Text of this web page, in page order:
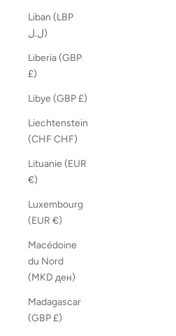
Liban (LBP
ل.ل)
Liberia (GBP
£)
Libye (GBP £)
Liechtenstein
(CHF CHF)
Lituanie (EUR
€)
Luxembourg
(EUR €)
Macédoine
du Nord
(MKD ден)
Madagascar
(GBP £)